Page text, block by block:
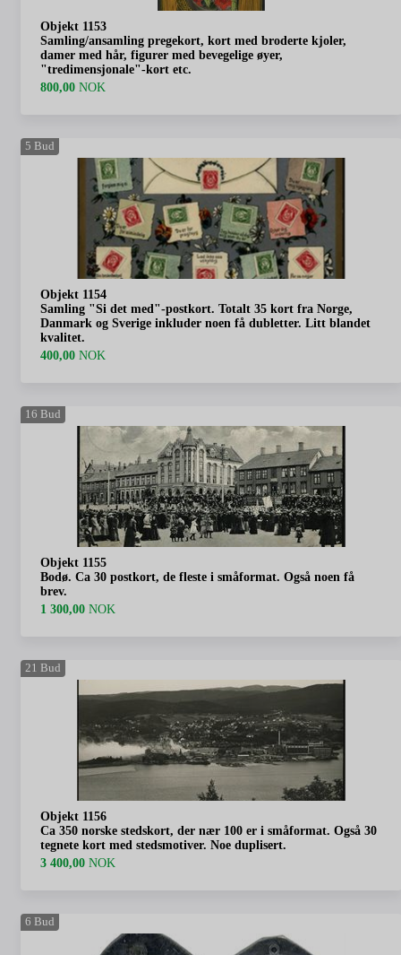
Objekt 1153
Samling/ansamling pregekort, kort med broderte kjoler,
damer med hår, figurer med bevegelige øyer,
"tredimensjonale"-kort etc.
800,00 NOK
5 Bud
Objekt 1154
Samling "Si det med"-postkort. Totalt 35 kort fra Norge,
Danmark og Sverige inkluder noen få dubletter. Litt blandet
kvalitet.
400,00 NOK
16 Bud
Objekt 1155
Bodø. Ca 30 postkort, de fleste i småformat. Også noen få
brev.
1 300,00 NOK
21 Bud
Objekt 1156
Ca 350 norske stedskort, der nær 100 er i småformat. Også 30
tegnete kort med stedsmotiver. Noe duplisert.
3 400,00 NOK
6 Bud